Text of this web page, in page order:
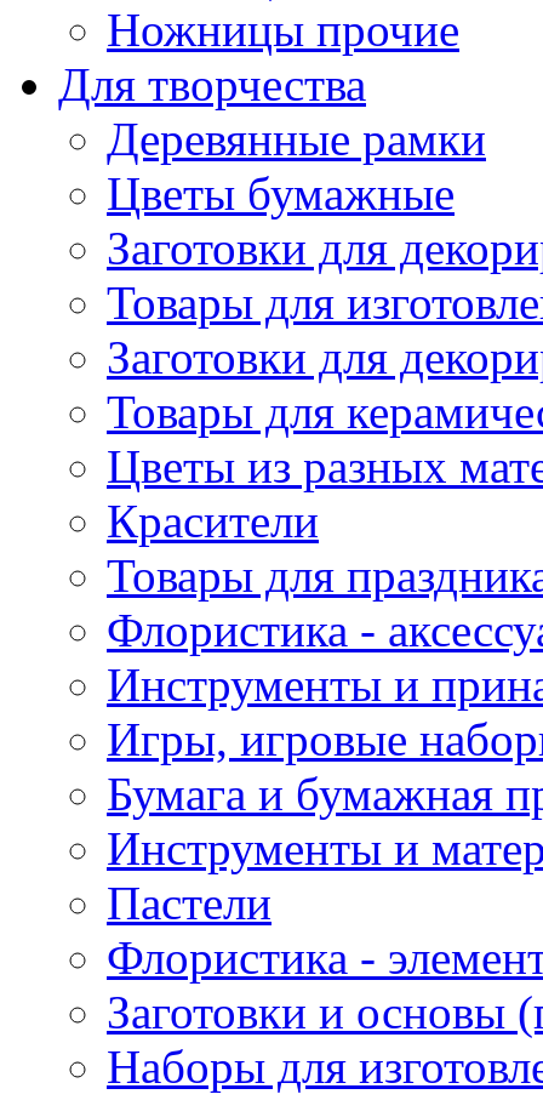
Ножницы прочие
Для творчества
Деревянные рамки
Цветы бумажные
Заготовки для
Товары для
Заготовки для
Товары для
Цветы из разных
Красители
Товары для
Флористика -
Инструменты и
Игры, игровые
Бумага и бумажная
Инструменты и
Пастели
Флористика -
Заготовки и основы
Наборы для